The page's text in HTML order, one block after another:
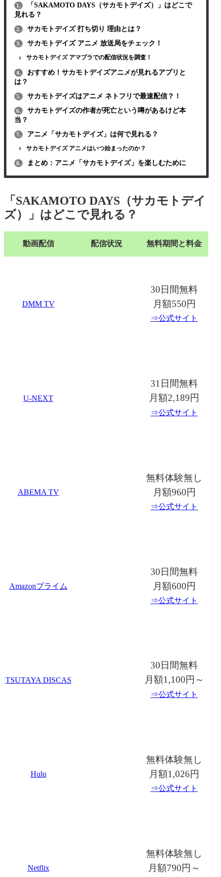
1.
「SAKAMOTO DAYS（サカモトデイズ）」はどこで
見れる？
2. サカモトデイズ 打ち切り 理由とは？
3. サカモトデイズ アニメ 放送局をチェック！
サカモトデイズ アマプラでの配信状況を調査！
4.
おすすめ！サカモトデイズアニメが見れるアプリと
は？
5. サカモトデイズはアニメ ネトフリで最速配信？！
6.
サカモトデイズの作者が死亡という噂があるけど本
当？
7. アニメ「サカモトデイズ」は何で見れる？
サカモトデイズ アニメはいつ始まったのか？
8. まとめ：アニメ「サカモトデイズ」を楽しむために
「SAKAMOTO DAYS（サカモトデイ
ズ）」はどこで見れる？
動画配信 配信状況 無料期間と料金
DMM TV
30日間無料
月額550円
⇒公式サイト
U-NEXT
31日間無料
月額2,189円
⇒公式サイト
ABEMA TV
無料体験無し
月額960円
⇒公式サイト
Amazonプライム
30日間無料
月額600円
⇒公式サイト
TSUTAYA DISCAS
30日間無料
月額1,100円～
⇒公式サイト
Hulu
無料体験無し
月額1,026円
⇒公式サイト
Netflix
無料体験無し
月額790円～